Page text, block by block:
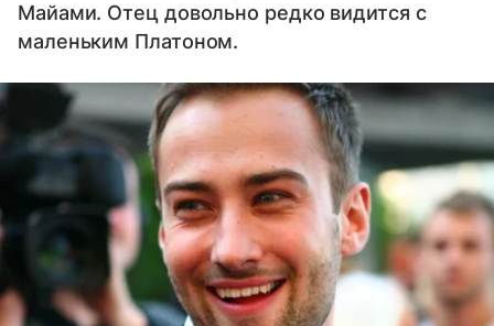
Майами. Отец довольно редко видится с
маленьким Платоном.